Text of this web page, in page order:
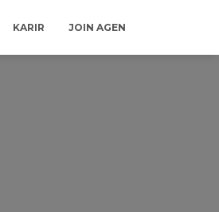
KARIR JOIN AGEN